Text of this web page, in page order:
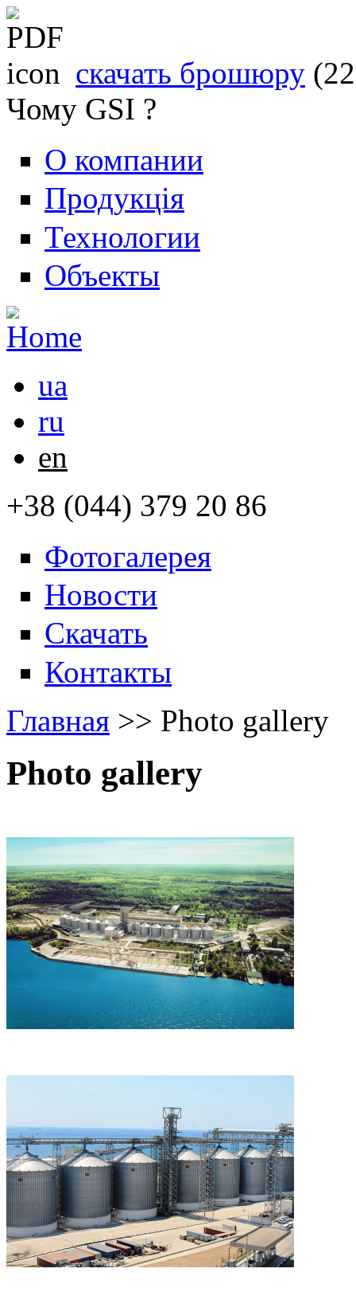
скачать брошюру
Чому GSI ?
О компании
Продукція
Технологии
Объекты
ua
ru
en
+38 (044) 379 20 86
Фотогалерея
Новости
Скачать
Контакты
Главная >> Photo gallery
Photo gallery